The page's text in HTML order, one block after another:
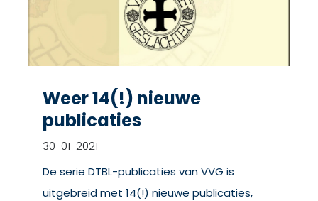
Weer 14(!) nieuwe
publicaties
30-01-2021
De serie DTBL-publicaties van VVG is
uitgebreid met 14(!) nieuwe publicaties,